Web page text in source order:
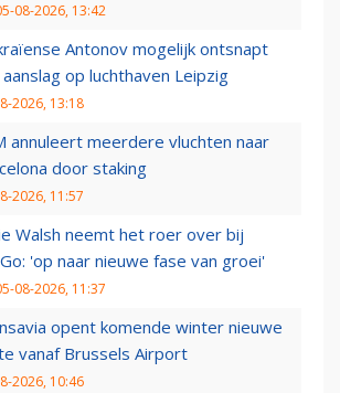
08-2026, 13:42
Antonov mogelijk ontsnapt
aanslag op luchthaven Leipzig
2026, 13:18
annuleert meerdere vluchten naar
door staking
2026, 11:57
Walsh neemt het roer over bij
'op naar nieuwe fase van groei'
08-2026, 11:37
opent komende winter nieuwe
vanaf Brussels Airport
2026, 10:46